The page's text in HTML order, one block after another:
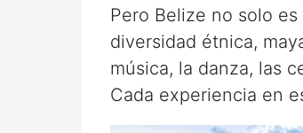
Pero Belize no solo
diversidad étnica,
música, la danza, las
Cada experiencia en